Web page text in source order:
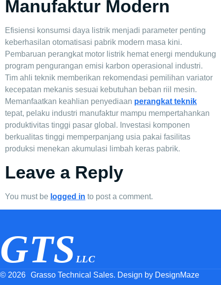
Manufaktur Modern
Efisiensi konsumsi daya listrik menjadi parameter penting
keberhasilan otomatisasi pabrik modern masa kini.
Pembaruan perangkat motor listrik hemat energi mendukung
program pengurangan emisi karbon operasional industri.
Tim ahli teknik memberikan rekomendasi pemilihan variator
kecepatan mekanis sesuai kebutuhan beban riil mesin.
Memanfaatkan keahlian penyediaan perangkat teknik
tepat, pelaku industri manufaktur mampu mempertahankan
produktivitas tinggi pasar global. Investasi komponen
berkualitas tinggi memperpanjang usia pakai fasilitas
produksi menekan akumulasi limbah keras pabrik.
Leave a Reply
You must be logged in to post a comment.
GTS LLC
© 2026 Grasso Technical Sales. Design by DesignMaze